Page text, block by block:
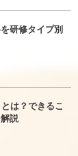
研修タイプ別
は？できるこ
説